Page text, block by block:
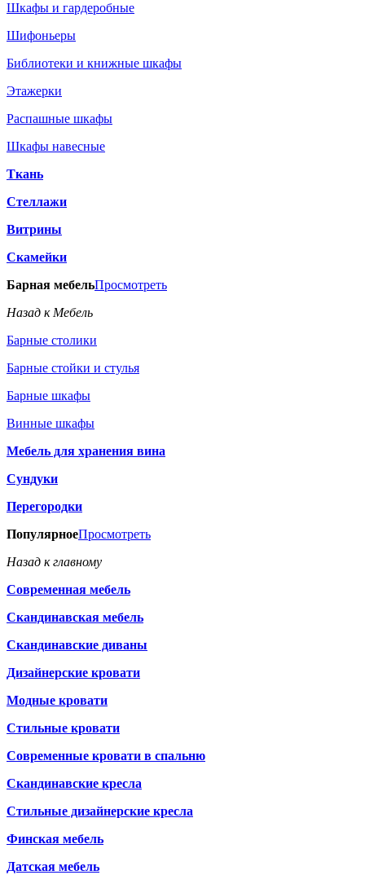
Шкафы и гардеробные
Шифоньеры
Библиотеки и книжные шкафы
Этажерки
Распашные шкафы
Шкафы навесные
Ткань
Стеллажи
Витрины
Скамейки
Барная мебельПросмотреть
Назад к Мебель
Барные столики
Барные стойки и стулья
Барные шкафы
Винные шкафы
Мебель для хранения вина
Сундуки
Перегородки
ПопулярноеПросмотреть
Назад к главному
Современная мебель
Скандинавская мебель
Скандинавские диваны
Дизайнерские кровати
Модные кровати
Стильные кровати
Современные кровати в спальню
Скандинавские кресла
Стильные дизайнерские кресла
Финская мебель
Датская мебель